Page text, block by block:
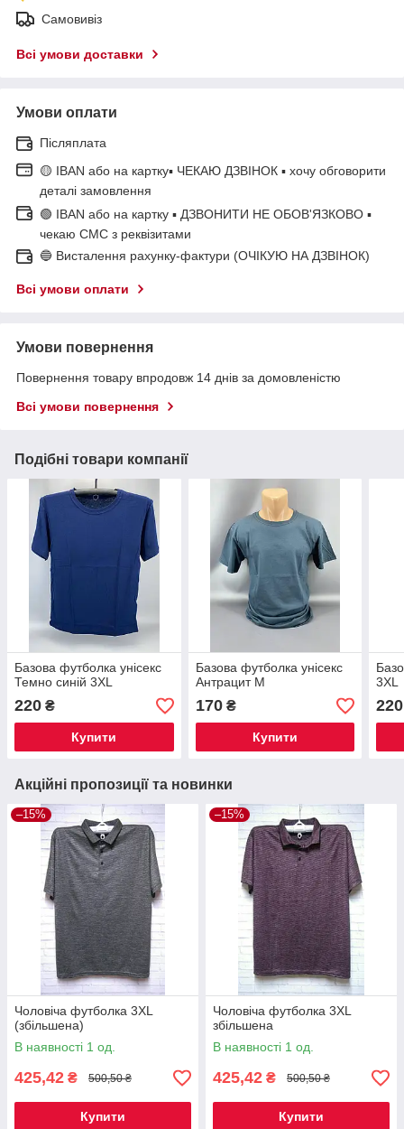
Самовивіз
Всі умови доставки
Умови оплати
Післяплата
🟡 IBAN або на картку▪ ЧЕКАЮ ДЗВІНОК ▪ хочу обговорити
деталі замовлення
🟢 IBAN або на картку ▪ ДЗВОНИТИ НЕ ОБОВ'ЯЗКОВО ▪
чекаю СМС з реквізитами
🔵 Висталення рахунку-фактури (ОЧІКУЮ НА ДЗВІНОК)
Всі умови оплати
Умови повернення
Повернення товару впродовж 14 днів за домовленістю
Всі умови повернення
Подібні товари компанії
Базова футболка унісекс
Темно синій 3XL
220 ₴
Купити
Базова футболка унісекс
Антрацит М
170₴
Купити
3XL
220
Акційні пропозиції та новинки
–15%
Чоловіча футболка 3XL
(збільшена)
В наявності 1 од.
425,42 ₴ 500,50 ₴
Купити
–15%
Чоловіча футболка 3XL
збільшена
В наявності 1 од.
425,42 ₴ 500,50 ₴
Купити